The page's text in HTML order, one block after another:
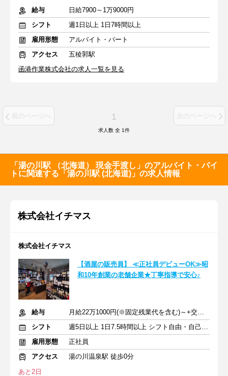
給与
日給7900～1万9000円
シフト
週1日以上 1日7時間以上
雇用形態
アルバイト・パート
アクセス
五稜郭駅
函港作業株式会社の求人一覧を見る
前のページへ 1 次のページへ
求人数 全 1件
「湯の川駅 （北海道） 現金手渡し」のアルバイト・バイ
トに関連する「湯の川駅 (北海道)」の求人情報
株式会社イチマス
株式会社イチマス
【酒屋の販売員】 ≪正社員デビューOK≫昭
和10年創業の老舗企業★丁寧指導で安心♪
給与
月給22万1000円(※固定残業代を含む)～+交通費+賞与年2回
シフト
週5日以上 1日7.5時間以上 シフト自由・自己申告
雇用形態
正社員
アクセス
湯の川温泉駅 徒歩0分
あと2日